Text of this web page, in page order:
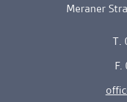
Meraner
T.
F.